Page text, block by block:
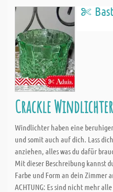
Crackle
Windlichter haben eine
und somit auch auf dich. Lass
anziehen, alles was du dafür
Mit dieser Beschreibung kannst
Farbe und Form an dein Zimmer
ACHTUNG: Es sind nicht mehr